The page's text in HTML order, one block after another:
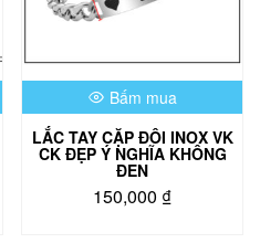
Bấm mua
LẮC TAY CẶP ĐÔI INOX VK
CK ĐẸP Ý NGHĨA KHÔNG
ĐEN
150,000 ₫